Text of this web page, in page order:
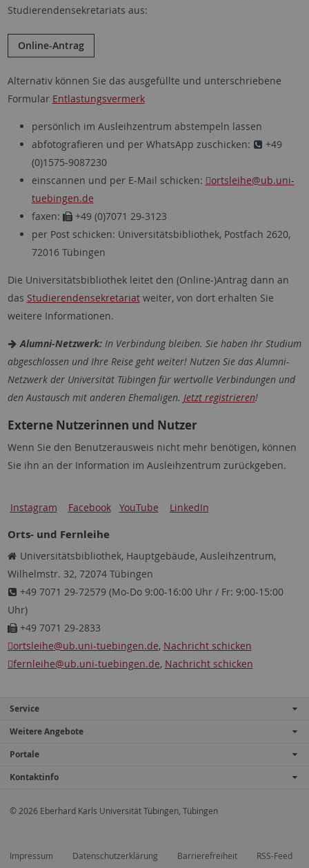
Studierendensekretariats aus:
Online-Antrag
Alternativ können Sie das ausgefüllte und unterschriebene
Formular Entlastungsvermerk
persönlich im Ausleihzentrum abstempeln lassen
abfotografieren und per WhatsApp zuschicken:
+49
(0)1575-9087230
einscannen und per E-Mail schicken:
ortsleihe@ub.uni-
tuebingen.de
faxen:
+49 (0)7071 29-3123
per Post schicken: Universitätsbibliothek, Postfach 2620,
72016 Tübingen
Die Universitätsbibliothek leitet den (Online-)Antrag dann an
das Studierendensekretariatweiter, von dort erhalten Sie
weitere Informationen.
Alumni-Netzwerk:In Verbindung bleiben. Sie haben Ihr Studium
abgeschlossen und Ihre Reise geht weiter! Nutzen Sie das Alumni-
Netzwerk der Universität Tübingen für wertvolle Verbindungen und
den Austausch mit anderen Ehemaligen. Jetzt registrieren!
Externe Nutzerinnen und Nutzer
Wenn Sie den Benutzerausweis nicht mehr benötigen, können
Sie ihn an der Information im Ausleihzentrum zurückgeben.
Instagram Facebook YouTube LinkedIn
Orts- und Fernleihe
Universitätsbibliothek, Hauptgebäude, Ausleihzentrum,
Wilhelmstr. 32, 72074 Tübingen
+49 7071 29-72579 (Mo-Do 9:00-16:00 Uhr / Fr: 9:00-15:00
Uhr)
+49 7071 29-2833
ortsleihe@ub.uni-tuebingen.de, Nachricht schicken
fernleihe@ub.uni-tuebingen.de, Nachricht schicken
Service
Weitere Angebote
Portale
Kontaktinfo
© 2026 Eberhard Karls Universität Tübingen, Tübingen
Impressum Datenschutzerklärung Barrierefreiheit RSS-Feed